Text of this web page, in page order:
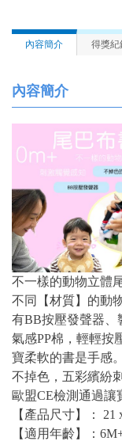
內容簡介 得獎紀
內容簡介
不一樣的動物立體
不同【材質】的動
有BB按壓發聲器、
氣感PP棉，輕輕按
寶柔軟的書是手感
不掉色，五彩繽紛
歐盟CE檢測通過讓
【產品尺寸】： 21
【適用年齡】：